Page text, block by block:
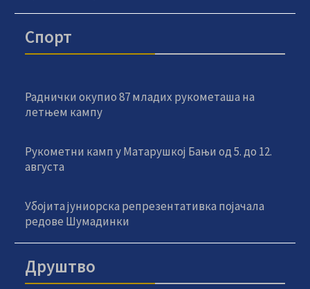
Спорт
Раднички окупио 87 младих рукометаша на
летњем кампу
Рукометни камп у Матарушкој Бањи од 5. до 12.
августа
Убојита јуниорска репрезентативка појачала
редове Шумадинки
Друштво